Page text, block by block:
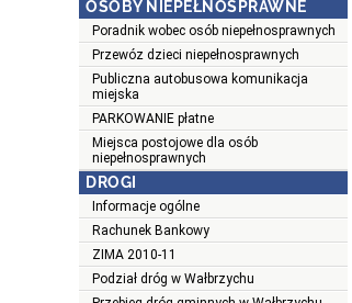
OSOBY NIEPEŁNOSPRAWNE
Poradnik wobec osób niepełnosprawnych
Przewóz dzieci niepełnosprawnych
Publiczna autobusowa komunikacja
miejska
PARKOWANIE płatne
Miejsca postojowe dla osób
niepełnosprawnych
DROGI
Informacje ogólne
Rachunek Bankowy
ZIMA 2010-11
Podział dróg w Wałbrzychu